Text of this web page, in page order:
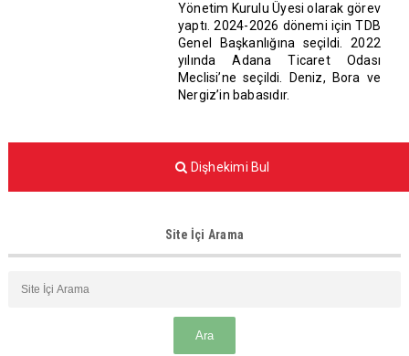
Yönetim Kurulu Üyesi olarak görev
yaptı. 2024-2026 dönemi için TDB
Genel Başkanlığına seçildi. 2022
yılında Adana Ticaret Odası
Meclisi’ne seçildi. Deniz, Bora ve
Nergiz’in babasıdır.
Dişhekimi Bul
Site İçi Arama